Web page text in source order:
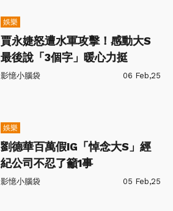
娛樂
賈永婕怒遭水軍攻擊！感動大S
最後說「3個字」暖心力挺
影憶小腦袋 06 Feb,25
娛樂
劉德華百萬假IG「悼念大S」經
紀公司不忍了籲1事
影憶小腦袋 05 Feb,25